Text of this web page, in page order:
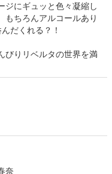
ジにギュッと色々凝縮し
もちろんアルコールあり
だくれる？！
びりリベルタの世界を満
奈